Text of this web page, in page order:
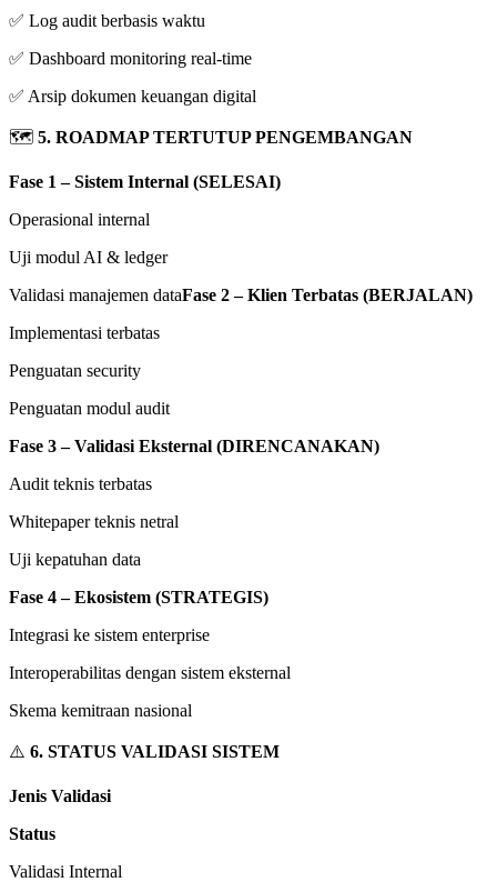
✅ Log audit berbasis waktu
✅ Dashboard monitoring real-time
✅ Arsip dokumen keuangan digital
🗺 5. ROADMAP TERTUTUP PENGEMBANGAN
Fase 1 – Sistem Internal (SELESAI)
Operasional internal
Uji modul AI & ledger
Validasi manajemen dataFase 2 – Klien Terbatas (BERJALAN)
Implementasi terbatas
Penguatan security
Penguatan modul audit
Fase 3 – Validasi Eksternal (DIRENCANAKAN)
Audit teknis terbatas
Whitepaper teknis netral
Uji kepatuhan data
Fase 4 – Ekosistem (STRATEGIS)
Integrasi ke sistem enterprise
Interoperabilitas dengan sistem eksternal
Skema kemitraan nasional
⚠️ 6. STATUS VALIDASI SISTEM
Jenis Validasi
Status
Validasi Internal